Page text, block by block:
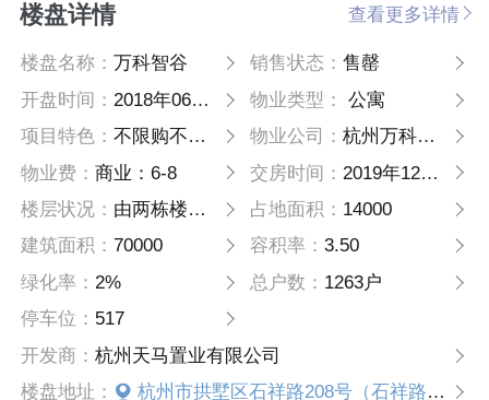
楼盘详情 查看更多详情
楼盘名称：万科智谷 销售状态： 售罄
开盘时间： 2018年06月16日 物业类型：
公寓
项目特色：不限购不限贷 物业公司： 杭州万科物业服务有限公司
物业费：商业：6-8 交房时间： 2019年12月31日
楼层状况： 由两栋楼组成，其中1号楼总高10层；2号楼总高20层 占地面积： 14000
建筑面积：70000 容积率： 3.50
绿化率：2% 总户数： 1263户
停车位： 517
开发商：杭州天马置业有限公司
楼盘地址：
杭州市拱墅区石祥路208号（石祥路与科园路交叉口向西300米）